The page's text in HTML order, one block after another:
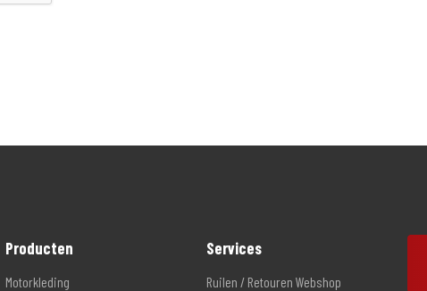
Producten
Motorkleding
Services
Ruilen / Retouren Webshop